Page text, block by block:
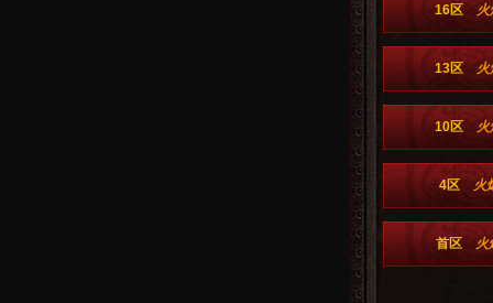
16区
13区
10区
4区 火
首区 火